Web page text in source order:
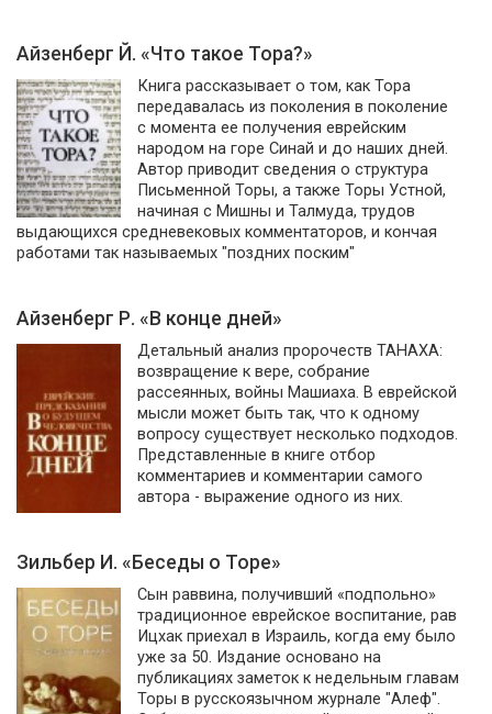
Айзенберг Й. «Что такое Тора?»
Книга рассказывает о том, как Тора
передавалась из поколения в поколение
с момента ее получения еврейским
народом на горе Синай и до наших дней.
Автор приводит сведения о структура
Письменной Торы, а также Торы Устной,
начиная с Мишны и Талмуда, трудов
выдающихся средневековых комментаторов, и кончая
работами так называемых "поздних поским"
Айзенберг Р. «В конце дней»
Детальный анализ пророчеств ТАНАХА:
возвращение к вере, собрание
рассеянных, войны Машиаха. В еврейской
мысли может быть так, что к одному
вопросу существует несколько подходов.
Представленные в книге отбор
комментариев и комментарии самого
автора - выражение одного из них.
Зильбер И. «Беседы о Торе»
Сын раввина, получивший «подпольно»
традиционное еврейское воспитание, рав
Ицхак приехал в Израиль, когда ему было
уже за 50. Издание основано на
публикациях заметок к недельным главам
Торы в русскоязычном журнале "Алеф".